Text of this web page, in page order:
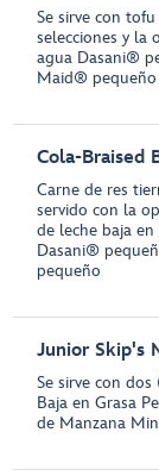
Se sirve con
selecciones y la
agua Dasani®
Maid® pequeño
Cola-Braised
Carne de res
servido con la
de leche baja
Dasani®
pequeño
Junior Skip's
Se sirve con
Baja en Grasa
de Manzana